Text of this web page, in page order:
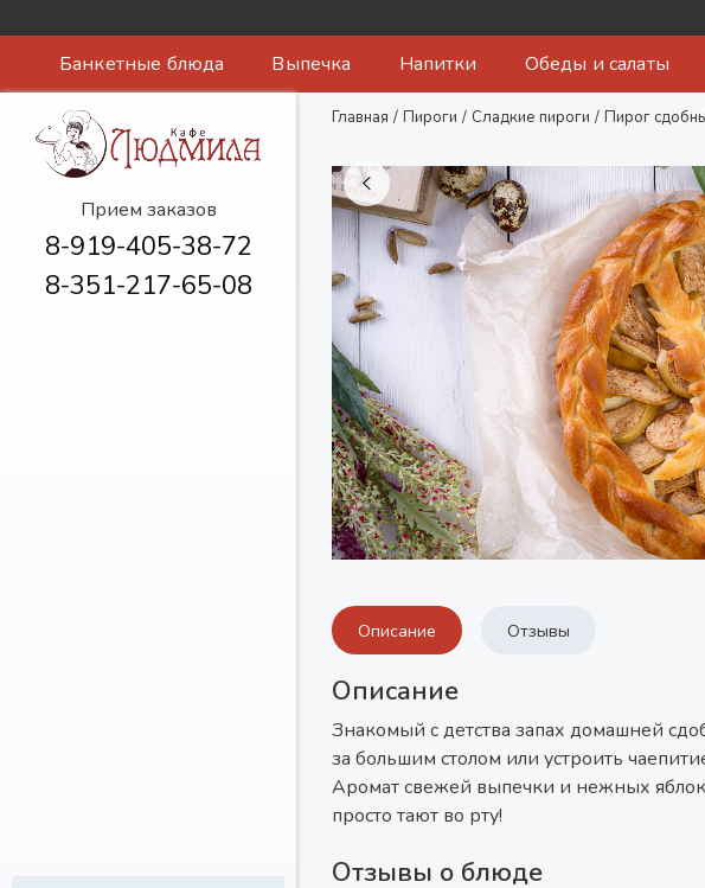
Банкетные блюда Выпечка Напитки Обеды и салаты
Прием заказов
8-919-405-38-72
8-351-217-65-08
Главная / Пироги / Сладкие пироги / Пирог
Описание Отзывы
Описание
Знакомый с детства запах домашней
за большим столом или устроить
Аромат свежей выпечки и нежных яблок
просто тают во рту!
Отзывы о блюде